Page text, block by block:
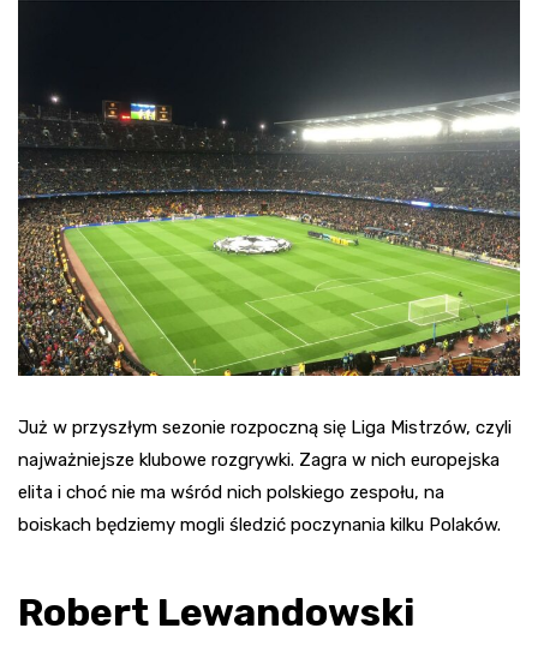
Już w przyszłym sezonie rozpoczną się Liga Mistrzów, czyli
najważniejsze klubowe rozgrywki. Zagra w nich europejska
elita i choć nie ma wśród nich polskiego zespołu, na
boiskach będziemy mogli śledzić poczynania kilku Polaków.
Robert Lewandowski